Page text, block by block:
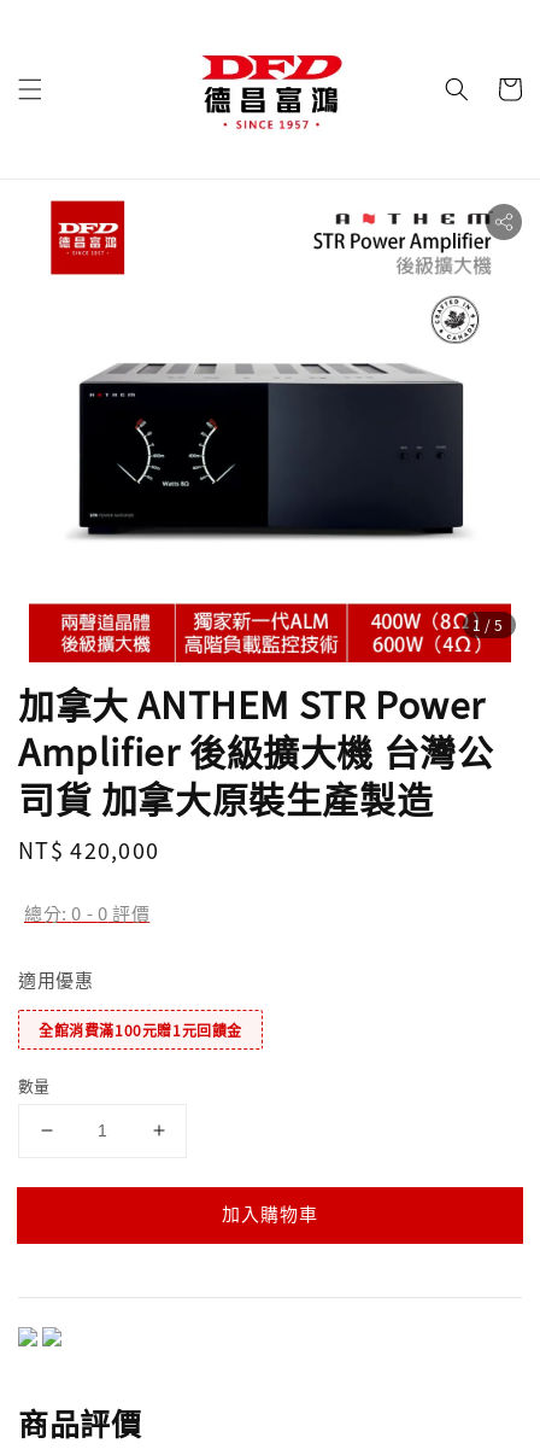
1 /5
加拿大 ANTHEM STR Power
Amplifier 後級擴大機 台灣公
司貨 加拿大原裝生產製造
Regular
NT$ 420,000
總分:0 -0評價
適用優惠
全館消費滿100元贈1元回饋金
數量
加入購物車
商品評價